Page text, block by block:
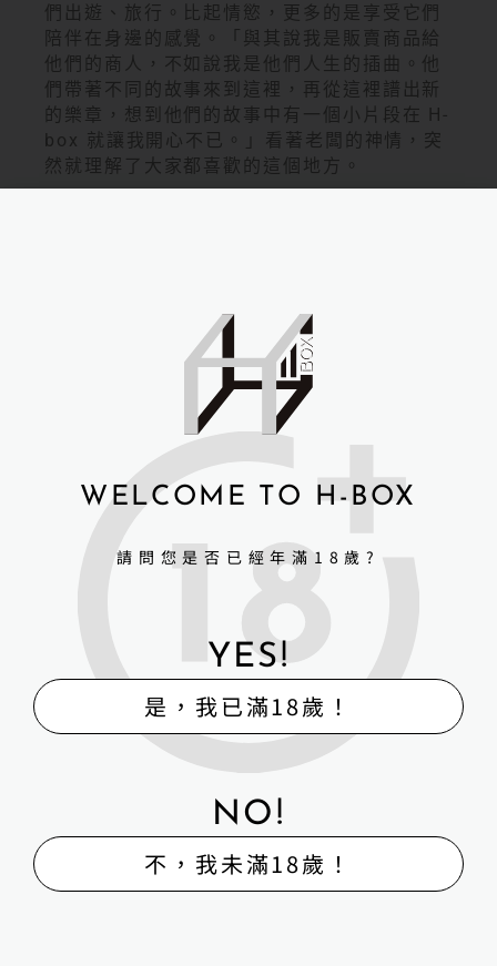
們出遊、旅行。比起情慾，更多的是享受它們
陪伴在身邊的感覺。「與其說我是販賣商品給
他們的商人，不如說我是他們人生的插曲。他
們帶著不同的故事來到這裡，再從這裡譜出新
的樂章，想到他們的故事中有一個小片段在 H-
box 就讓我開心不已。」看著老闆的神情，突
然就理解了大家都喜歡的這個地方。
外，其他都地方與一般酒吧雷同。
老闆像是看出我的疑惑般說道：「娃娃可以
客製化，酒也可以。我們的調酒師以店內展示
的娃娃的容貌、姿態，設計了幾款特調。酒名
就是娃娃的名稱， 像通關密碼一樣，只要說出
暗號就會給予相應的飲品。」因來店客群涵蓋
範圍 廣，避免一般客人誤會，相關特調並沒有
出現在菜單上，若有興趣嘗鮮的客 人，歡迎至
店詢問。除了娃娃特調外，館內設施也十分齊
全，不僅設有歡唱 KTV 及射飛鏢外，還有準
不論是想近距離與矽膠娃娃接觸的人，或是
三五好友想找個地方相聚飲酒，H-box 都是一
個溫暖舒服的好去處。
【店家資訊】
*參觀及酒吧預約，歡迎加 Line 或來電詢問*
▮聯絡電話｜0983275383
WELCOME TO H-BOX
請問您是否已經年滿18歲?
YES!
是，我已滿18歲！
NO!
不，我未滿18歲！